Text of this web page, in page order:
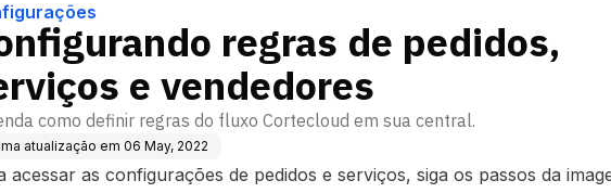
regras de pedidos,
e vendedores
como definir regras do fluxo Cortecloud em sua central.
atualização em 06 May, 2022
acessar as configurações de pedidos e serviços, siga os passos da